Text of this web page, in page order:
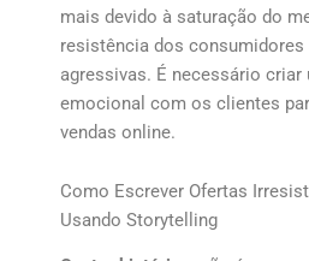
mais devido à saturação do
resistência dos consumidores
agressivas. É necessário criar
emocional com os clientes
vendas online.
Como Escrever Ofertas
Usando Storytelling